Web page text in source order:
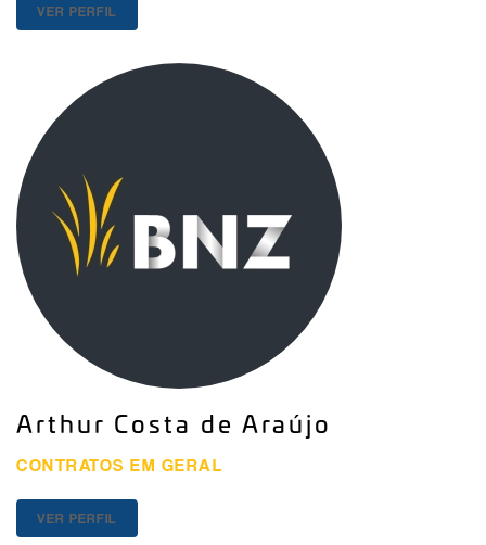
VER PERFIL
Arthur Costa de Araújo
CONTRATOS EM GERAL
VER PERFIL